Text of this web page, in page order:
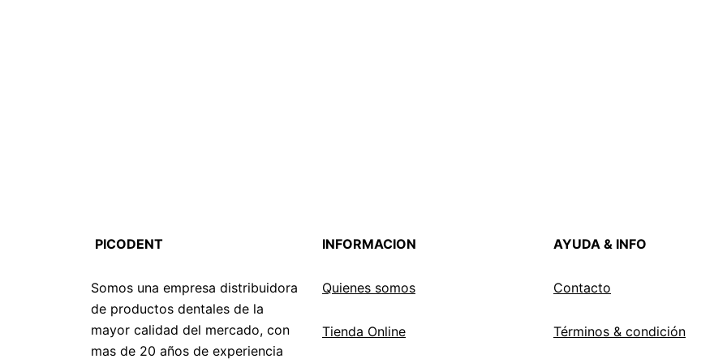
PICODENT
Somos una empresa distribuidora
de productos dentales de la
mayor calidad del mercado, con
mas de 20 años de experiencia
INFORMACION
Quienes somos
Tienda Online
AYUDA & INFO
Contacto
Términos & condición